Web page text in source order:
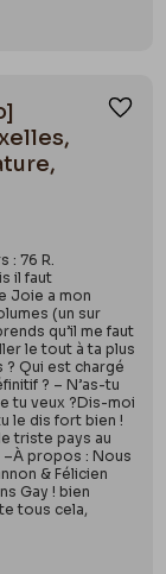
: 76 R.
il faut
Joie a mon
(un sur
qu’il me faut
le tout à ta plus
Qui est chargé
? – N’as-tu
tu veux ?Dis-moi
le dis fort bien !
triste pays au
propos : Nous
& Félicien
Gay ! bien
tous cela,